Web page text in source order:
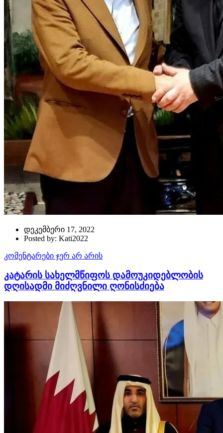
დეკემბერი 17, 2022
Posted by: Kati2022
კომენტარები ჯერ არ არის
კატარის სახელმწიფოს დამოუკიდებლობის
დღისადმი მიძღვნილი ღონისძიება